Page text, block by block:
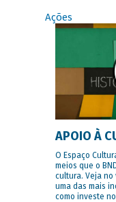
Ações
APOIO À
O Espaço
meios que o
cultura. Veja no
uma das mais
como investe